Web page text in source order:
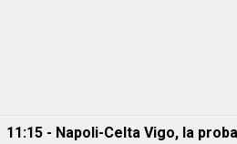
11:15 - Napoli-Celta Vigo, la